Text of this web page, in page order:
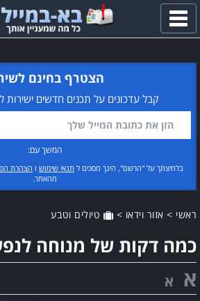
פתח
תפריט
הצטרף בחינם
קבל עדכונים על תכנים חדשים ישירות
המשך עם:
בלחיצתך על "הרשם", הינך מסכים ל תנאי שימוש ו הצהרת
מהאתר.
ראשי > אזור וידאו > טיולים וטבע
כמה דקות של מנוחה
א א